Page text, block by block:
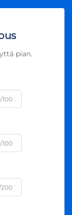
pian.
100
100